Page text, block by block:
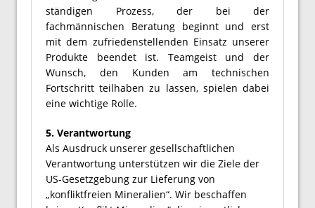
ständigen Prozess, der bei der
fachmännischen Beratung beginnt und erst
mit dem zufriedenstellenden Einsatz unserer
Produkte beendet ist. Teamgeist und der
Wunsch, den Kunden am technischen
Fortschritt teilhaben zu lassen, spielen dabei
eine wichtige Rolle.
5. Verantwortung
Als Ausdruck unserer gesellschaftlichen
Verantwortung unterstützen wir die Ziele der
US-Gesetzgebung zur Lieferung von
„konfliktfreien Mineralien“. Wir beschaffen